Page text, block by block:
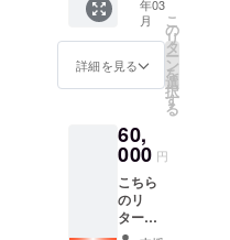
ただき
ます。
時、必
ず備考
望のお
名前を
ご記入
下さ
い。画
像はイ
きまし
ては、
「リ
ターン
下さ
い。 ◆
ＨＥＹ
オリジ
ナルス
性用を
お選び
くださ
い。 ◆
ナルタ
オル ※
イメー
ジで
す。デ
イメー
ジで
す。 ◆
ＭＡＬ
ＨＥＹ
オル ※
画像は
イメー
ジで
す。デ
ザイン
年03
月
詳細を見る
こ
の
リ
タ
ー
ン
を
選
択
す
る
60,
000 円
こちら
のリ
ターン
はスペ